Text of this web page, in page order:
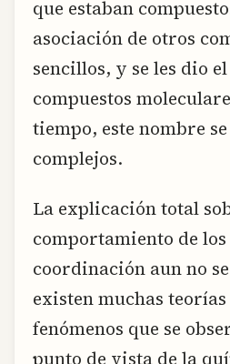
que estaban
asociación de otros
sencillos, y se les dio
compuestos
tiempo, este nombre
complejos.
La explicación total
comportamiento de los
coordinación aun no
existen muchas
fenómenos que se
punto de vista de la